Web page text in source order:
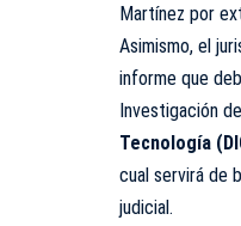
Martínez por
Asimismo, el
informe que
Investigación
Tecnología
cual servirá de
judicial.